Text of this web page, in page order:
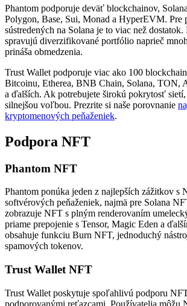
Phantom podporuje deväť blockchainov,
Polygon, Base, Sui, Monad a HyperEVM. Pre
sústredených na Solana je to viac než
spravujú diverzifikované portfólio naprieč
prináša obmedzenia.
Trust Wallet podporuje viac ako 100
Bitcoinu, Etherea, BNB Chain, Solana, TON,
a ďalších. Ak potrebujete širokú pokrytosť
silnejšou voľbou. Prezrite si naše porovnanie
kryptomenových peňaženiek.
Podpora NFT
Phantom NFT
Phantom ponúka jeden z najlepších zážitkov s
softvérových peňaženiek, najmä pre Solana
zobrazuje NFT s plným renderovaním
priame prepojenie s Tensor, Magic Eden a
obsahuje funkciu Burn NFT, jednoduchý
spamových tokenov.
Trust Wallet NFT
Trust Wallet poskytuje spoľahlivú podporu
podporovanými reťazcami. Používatelia môžu